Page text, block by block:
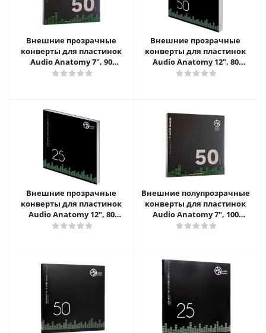
Внешние прозрачные
конверты для пластинок
Audio Anatomy 7", 90
микрон, полипропилен (50
Внешние прозрачные
конверты для пластинок
Audio Anatomy 12", 80
микрон, полипропилен (50
Внешние прозрачные
конверты для пластинок
Audio Anatomy 12", 80
микрон, полипропилен (25
Внешние полупрозрачные
конверты для пластинок
Audio Anatomy 7", 100
микрон, полиэтилен (50 шт)